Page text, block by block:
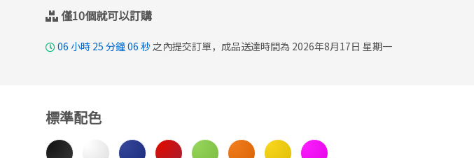
僅10個就可以訂購
06 小時 25 分鐘04 秒之內提交訂單，成品送達時間為 2026年8月17日 星期一
標準配色